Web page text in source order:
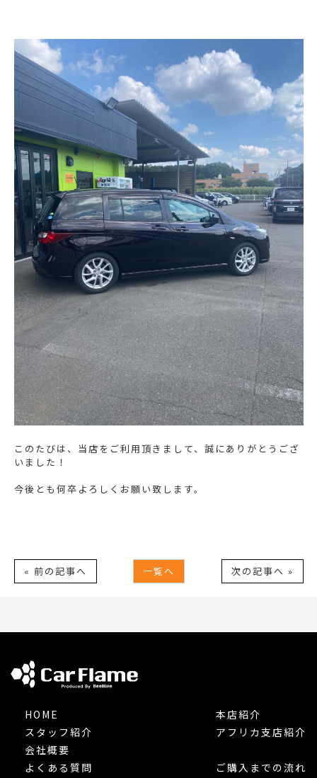
このたびは、当店をご利用頂きまして、誠にありがとうござ
いました！
今後とも何卒よろしくお願い致します。
« 前の記事へ 一覧へ 次の記事へ »
HOME
スタッフ紹介
会社概要
本店紹介
アフリカ支店紹介
よくある質問 ご購入までの流れ